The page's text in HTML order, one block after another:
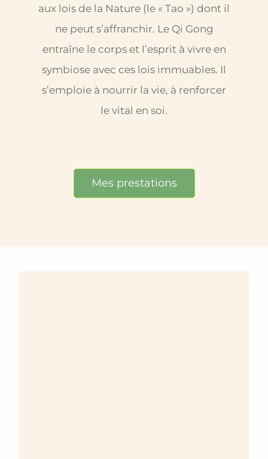
aux lois de la Nature (le « Tao ») dont il
ne peut s’affranchir. Le Qi Gong
entraîne le corps et l’esprit à vivre en
symbiose avec ces lois immuables. Il
s’emploie à nourrir la vie, à renforcer
le vital en soi.
Mes prestations